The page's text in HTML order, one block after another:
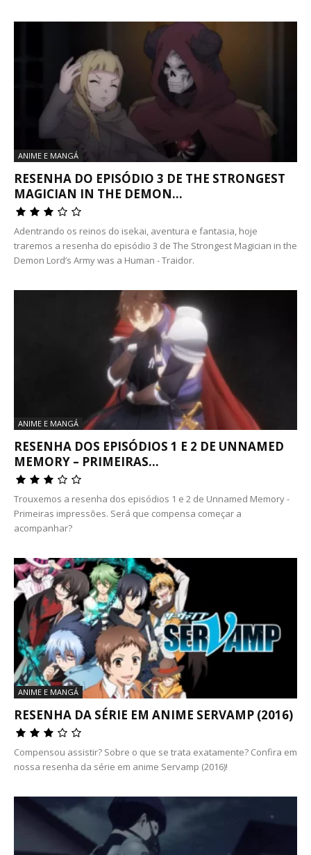
ANIME E MANGÁ
RESENHA DO EPISÓDIO 3 DE THE STRONGEST
MAGICIAN IN THE DEMON...
Adentrando os reinos do isekai, aventura e fantasia, hoje
traremos a resenha do episódio 3 de The Strongest Magician in the
Demon Lord’s Army was a Human - Traidor.
ANIME E MANGÁ
RESENHA DOS EPISÓDIOS 1 E 2 DE UNNAMED
MEMORY – PRIMEIRAS...
Trouxemos a resenha dos episódios 1 e 2 de Unnamed Memory -
Primeiras impressões. Será que compensa começar a
acompanhar?
ANIME E MANGÁ
RESENHA DA SÉRIE EM ANIME SERVAMP (2016)
Compensou assistir? Sobre o que se trata exatamente? Confira em
nossa resenha da série em anime Servamp (2016)!